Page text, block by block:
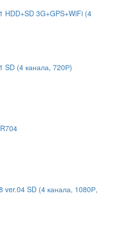
HDD+SD 3G+GPS+WiFi (4
SD (4 канала, 720Р)
ver.04 SD (4 канала, 1080Р,